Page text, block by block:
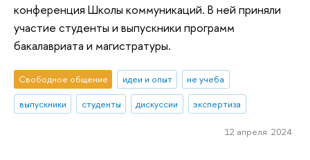
конференция Школы коммуникаций. В ней приняли
участие студенты и выпускники программ
бакалавриата и магистратуры.
Свободное общение идеи и опыт
не учеба
выпускники
студенты дискуссии экспертиза
12 апреля 2024